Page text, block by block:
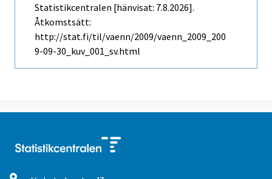
Statistikcentralen [hänvisat: 7.8.2026].
Åtkomstsätt:
http://stat.fi/til/vaenn/2009/vaenn_2009_200
9-09-30_kuv_001_sv.html